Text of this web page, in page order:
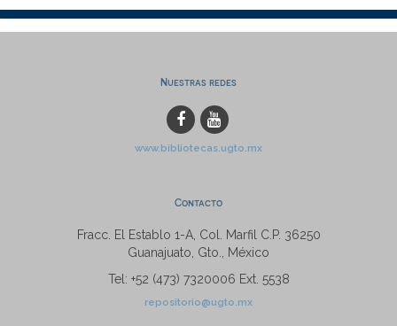
Nuestras redes
www.bibliotecas.ugto.mx
Contacto
Fracc. El Establo 1-A, Col. Marfil C.P. 36250
Guanajuato, Gto., México
Tel: +52 (473) 7320006 Ext. 5538
repositorio@ugto.mx